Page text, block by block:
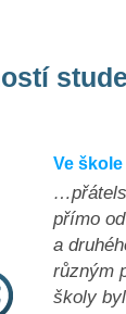
Ve
přímo
a
různým
školy